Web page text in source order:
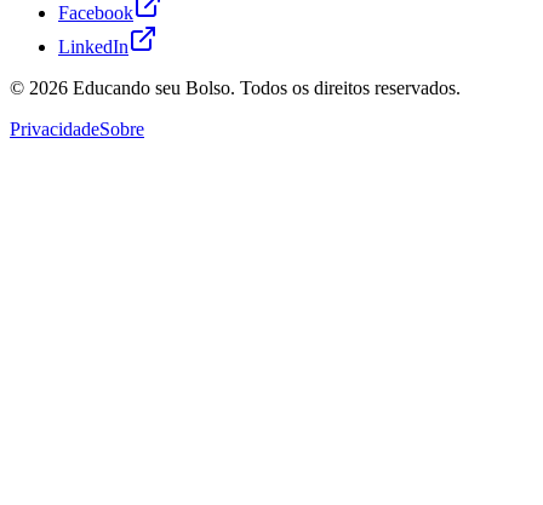
Facebook
LinkedIn
© 2026 Educando seu Bolso. Todos os direitos reservados.
PrivacidadeSobre